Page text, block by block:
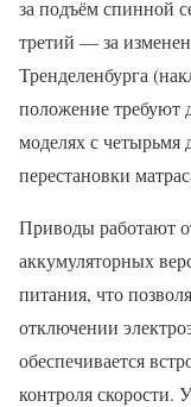
за подъём спинной
третий — за
Тренделенбурга
положение требуют
моделях с четырьмя
перестановки
Приводы работают
аккумуляторных
питания, что
отключении
обеспечивается
контроля скорости.